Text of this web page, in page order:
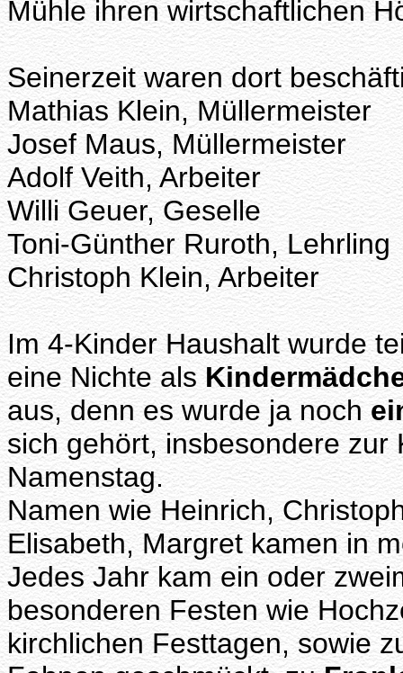
Mühle ihren wirtschaftlichen
Seinerzeit waren dort
Mathias Klein, Müllermeister
Josef Maus, Müllermeister
Adolf Veith, Arbeiter
Willi Geuer, Geselle
Toni-Günther Ruroth, Lehrling
Christoph Klein, Arbeiter
Im 4-Kinder Haushalt wurde
eine Nichte als
aus, denn es wurde ja noch
sich gehört, insbesondere
Namenstag.
Namen wie Heinrich,
Elisabeth, Margret kamen in
Jedes Jahr kam ein oder
besonderen Festen wie
kirchlichen Festtagen, sowie